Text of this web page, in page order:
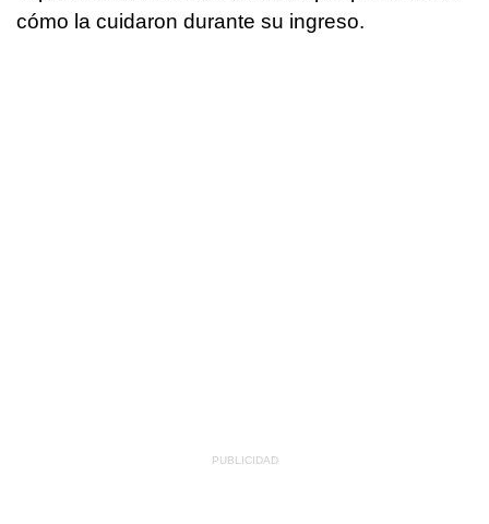
cómo la cuidaron durante su ingreso.